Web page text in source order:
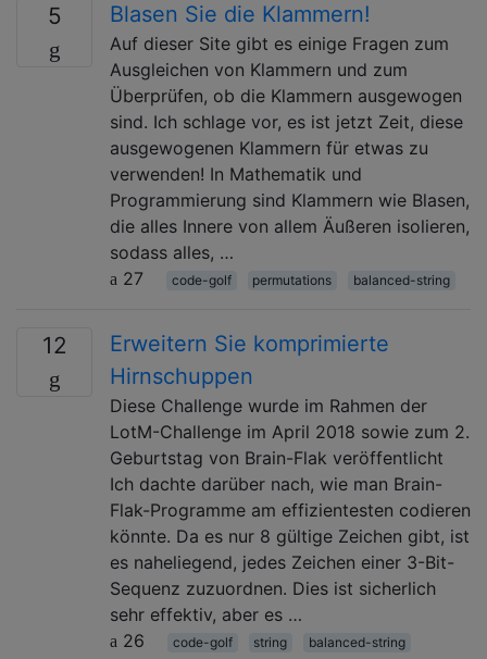
5 Blasen Sie die Klammern!
Auf dieser Site gibt es einige Fragen zum
Ausgleichen von Klammern und zum
Überprüfen, ob die Klammern ausgewogen
sind. Ich schlage vor, es ist jetzt Zeit, diese
ausgewogenen Klammern für etwas zu
verwenden! In Mathematik und
Programmierung sind Klammern wie Blasen,
die alles Innere von allem Äußeren isolieren,
sodass alles, …
27
code-golf permutations balanced-string
12
Erweitern Sie komprimierte
Hirnschuppen
Diese Challenge wurde im Rahmen der
LotM-Challenge im April 2018 sowie zum 2.
Geburtstag von Brain-Flak veröffentlicht
Ich dachte darüber nach, wie man Brain-
Flak-Programme am effizientesten codieren
könnte. Da es nur 8 gültige Zeichen gibt, ist
es naheliegend, jedes Zeichen einer 3-Bit-
Sequenz zuzuordnen. Dies ist sicherlich
sehr effektiv, aber es …
26
code-golf string
balanced-string